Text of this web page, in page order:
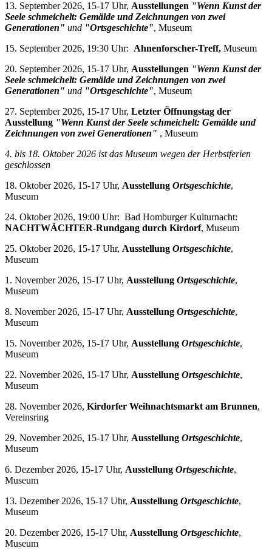
13. September 2026, 15-17 Uhr, Ausstellungen "Wenn Kunst der
Seele schmeichelt: Gemälde und Zeichnungen von zwei
Generationen" und "Ortsgeschichte", Museum
15. September 2026, 19:30 Uhr: Ahnenforscher-Treff, Museum
20. September 2026, 15-17 Uhr, Ausstellungen "Wenn Kunst der
Seele schmeichelt: Gemälde und Zeichnungen von zwei
Generationen" und "Ortsgeschichte", Museum
27. September 2026, 15-17 Uhr, Letzter Öffnungstag der
Ausstellung "Wenn Kunst der Seele schmeichelt: Gemälde und
Zeichnungen von zwei Generationen" , Museum
4. bis 18. Oktober 2026 ist das Museum wegen der Herbstferien
geschlossen
18. Oktober 2026, 15-17 Uhr, Ausstellung Ortsgeschichte,
Museum
24. Oktober 2026, 19:00 Uhr: Bad Homburger Kulturnacht:
NACHTWÄCHTER-Rundgang durch Kirdorf, Museum
25. Oktober 2026, 15-17 Uhr, Ausstellung Ortsgeschichte,
Museum
1. November 2026, 15-17 Uhr, Ausstellung Ortsgeschichte,
Museum
8. November 2026, 15-17 Uhr, Ausstellung Ortsgeschichte,
Museum
15. November 2026, 15-17 Uhr, Ausstellung Ortsgeschichte,
Museum
22. November 2026, 15-17 Uhr, Ausstellung Ortsgeschichte,
Museum
28. November 2026, Kirdorfer Weihnachtsmarkt am Brunnen,
Vereinsring
29. November 2026, 15-17 Uhr, Ausstellung Ortsgeschichte,
Museum
6. Dezember 2026, 15-17 Uhr, Ausstellung Ortsgeschichte,
Museum
13. Dezember 2026, 15-17 Uhr, Ausstellung Ortsgeschichte,
Museum
20. Dezember 2026, 15-17 Uhr, Ausstellung Ortsgeschichte,
Museum